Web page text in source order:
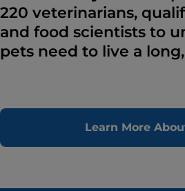
220 veterinarians,
and food scientists to
pets need to live a
Learn More